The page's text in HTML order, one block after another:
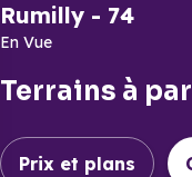
Rumilly - 74
En Vue
Terrains à
Prix et plans